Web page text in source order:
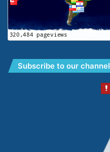
Subscribe to our channel